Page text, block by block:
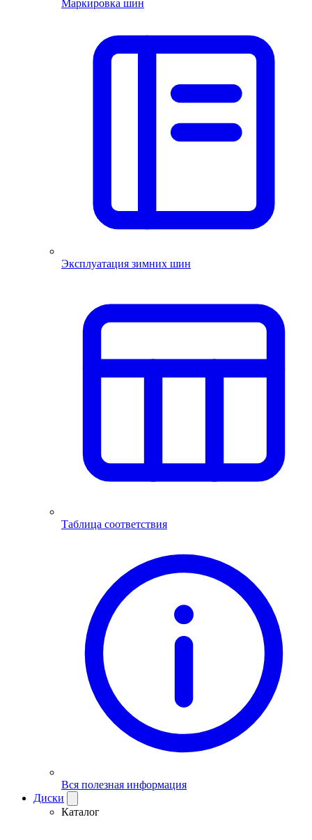
Маркировка шин
Эксплуатация зимних шин
Таблица соответствия
Вся полезная информация
Диски
Каталог